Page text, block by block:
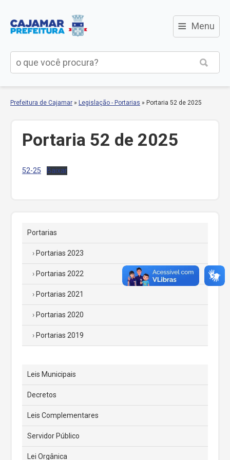
≡ Menu
Prefeitura de Cajamar » Legislação - Portarias » Portaria 52 de 2025
Portaria 52 de 2025
52-25 Baixar
Portarias
Portarias 2023
Portarias 2022
Portarias 2021
Portarias 2020
Portarias 2019
Leis Municipais
Decretos
Leis Complementares
Servidor Público
Lei Orgânica